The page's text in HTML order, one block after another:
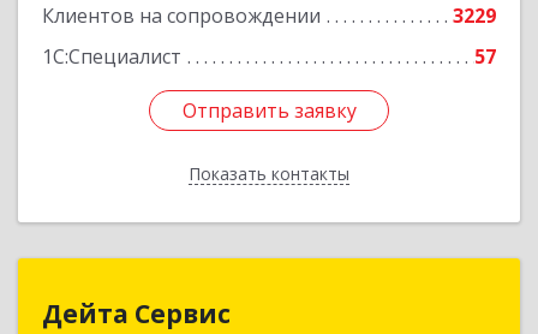
Клиентов на сопровождении
3229
1С:Специалист
57
Отправить заявку
Показать контакты
Отправить заявку
Назад
Дейта Сервис